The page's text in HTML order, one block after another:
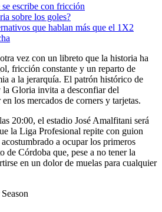
escribe con fricción
sobre los goles?
que hablan más que el 1X2
vez con un libreto que la historia ha
fricción constante y un reparto de
a la jerarquía. El patrón histórico de
la Gloria invita a desconfiar del
los mercados de corners y tarjetas.
20:00, el estadio José Amalfitani será
la Liga Profesional repite con guion
a ocupar los primeros
de Córdoba que, pese a no tener la
en un dolor de muelas para cualquier